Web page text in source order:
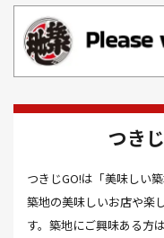
お肉(2） お花見(2）
お風呂(1） お餅(1）
カシューナッツ(2）
カツオのたたき(1）
カフェ
カラスミ(1） カルパ
つき
つきじGO!は「美味しい
築地の美味しいお店や楽
す。築地にご興味ある方